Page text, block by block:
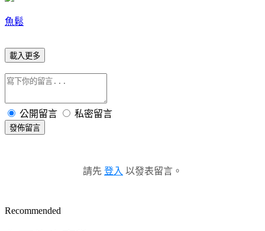
魚鬆
載入更多
公開留言 私密留言
發佈留言
請先 登入 以發表留言。
Recommended